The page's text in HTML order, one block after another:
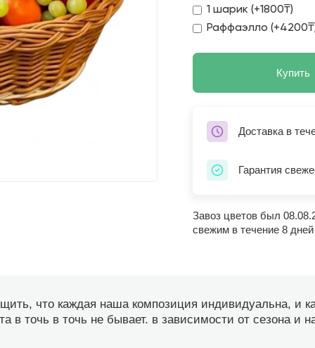
1 шарик (+1800₸)
Раффаэлло
Купить
Доставка в
Гарантия
Завоз цветов был
свежим в течение 8 дней
что каждая наша композиция индивидуальна,
в точь в точь не бывает. в зависимости от сезона и